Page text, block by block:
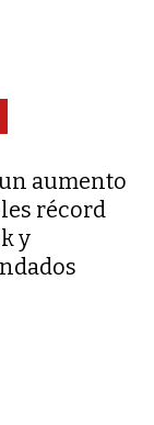
aumento
récord
y